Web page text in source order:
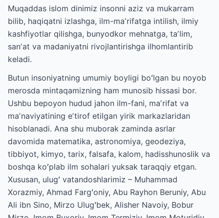
Muqaddas islom dinimiz insonni aziz va mukarram
bilib, haqiqatni izlashga, ilm-maʼrifatga intilish, ilmiy
kashfiyotlar qilishga, bunyodkor mehnatga, taʼlim,
sanʼat va madaniyatni rivojlantirishga ilhomlantirib
keladi.
Butun insoniyatning umumiy boyligi boʻlgan bu noyob
merosda mintaqamizning ham munosib hissasi bor.
Ushbu bepoyon hudud jahon ilm-fani, maʼrifat va
maʼnaviyatining eʼtirof etilgan yirik markazlaridan
hisoblanadi. Ana shu muborak zaminda asrlar
davomida matematika, astronomiya, geodeziya,
tibbiyot, kimyo, tarix, falsafa, kalom, hadisshunoslik va
boshqa koʻplab ilm sohalari yuksak taraqqiy etgan.
Xususan, ulugʻ vatandoshlarimiz – Muhammad
Xorazmiy, Ahmad Fargʻoniy, Abu Rayhon Beruniy, Abu
Ali ibn Sino, Mirzo Ulugʻbek, Alisher Navoiy, Bobur